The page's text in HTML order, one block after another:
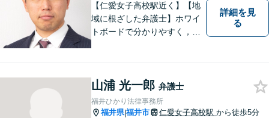
【仁愛女子高校駅近く】【地
域に根ざした弁護士】ホワイ
トボードで分かりやすく，納
幅広く対応可能。【明確な料
金体系】法律トラブルでお悩
むの方は、お気軽にご相談く
詳細を見
る
山浦 光一郎 弁護士
福井ひかり法律事務所
福井県|福井市 仁愛女子高校駅 から徒歩5分